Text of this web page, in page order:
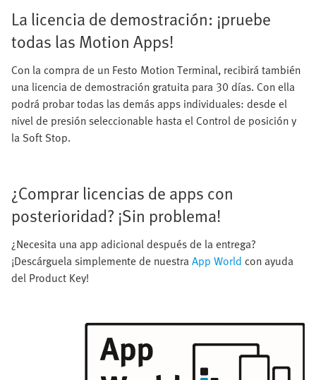
La licencia de demostración: ¡pruebe
todas las Motion Apps!
Con la compra de un Festo Motion Terminal, recibirá también
una licencia de demostración gratuita para 30 días. Con ella
podrá probar todas las demás apps individuales: desde el
nivel de presión seleccionable hasta el Control de posición y
la Soft Stop.
¿Comprar licencias de apps con
posterioridad? ¡Sin problema!
¿Necesita una app adicional después de la entrega?
¡Descárguela simplemente de nuestraApp World con ayuda
del Product Key!